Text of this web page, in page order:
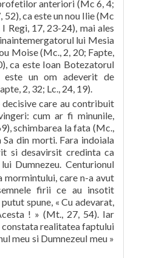
anteriori (Mc 6, 4;
52), ca este un nou Ilie (Mc
Regi, 17, 23-24), mai ales
lui Mesia
Moise (Mc., 2, 20; Fapte,
ca este Ioan Botezatorul
un om adeverit de
2, 32; Lc., 24, 19).
care au contribuit
cum ar fi minunile,
schimbarea la fata (Mc.,
Sa din morti. Fara indoiala
si desavirsit credinta ca
Dumnezeu. Centurionul
mormintului, care n-a avut
firii ce au insotit
spune, « Cu adevarat,
! » (Mt., 27, 54). Iar
constata realitatea faptului
meu si Dumnezeul meu »